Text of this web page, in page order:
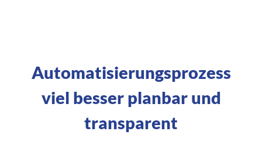
Automatisierungsprozess
viel besser planbar und
transparent